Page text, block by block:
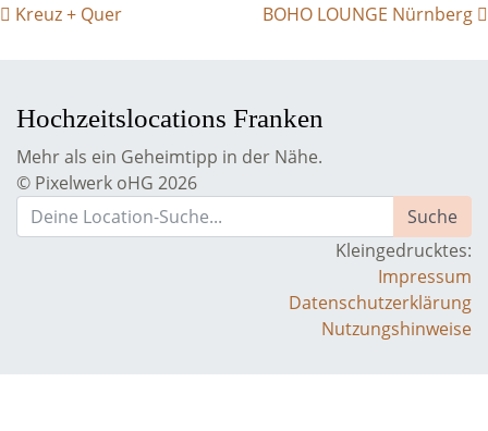
BEITRAGS- NAVIGATION
Kreuz + Quer BOHO LOUNGE Nürnberg
Hochzeitslocations Franken
Mehr als ein Geheimtipp in der Nähe.
© Pixelwerk oHG 2026
Kleingedrucktes:
Impressum
Datenschutzerklärung
Nutzungshinweise